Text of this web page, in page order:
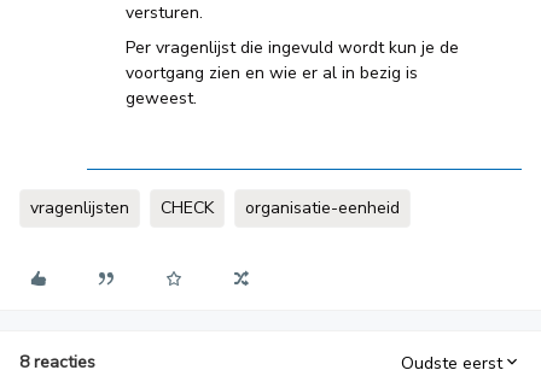
versturen.
Per vragenlijst die ingevuld wordt kun je de
voortgang zien en wie er al in bezig is
geweest.
vragenlijsten CHECK organisatie-eenheid
8 reacties Oudste eerst